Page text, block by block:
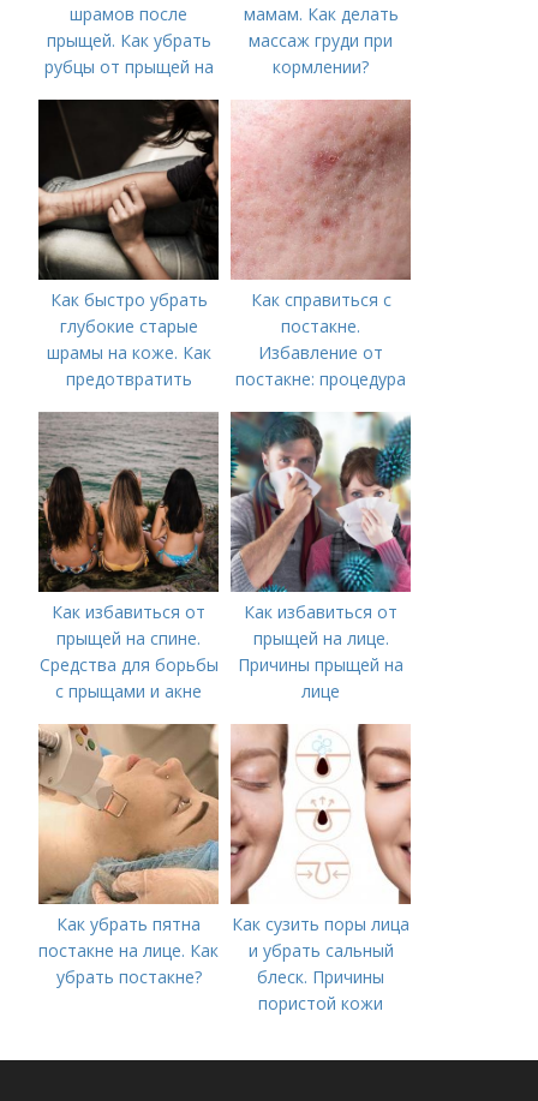
шрамов после
прыщей. Как убрать
рубцы от прыщей на
мамам. Как делать
массаж груди при
кормлении?
Как быстро убрать
глубокие старые
шрамы на коже. Как
предотвратить
Как справиться с
постакне.
Избавление от
постакне: процедура
Как избавиться от
прыщей на спине.
Средства для борьбы
с прыщами и акне
Как избавиться от
прыщей на лице.
Причины прыщей на
лице
Как убрать пятна
постакне на лице. Как
убрать постакне?
Как сузить поры лица
и убрать сальный
блеск. Причины
пористой кожи